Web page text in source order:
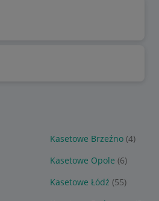
Kasetowe Brzeźno (4)
Kasetowe Opole (6)
Kasetowe Łódź (55)